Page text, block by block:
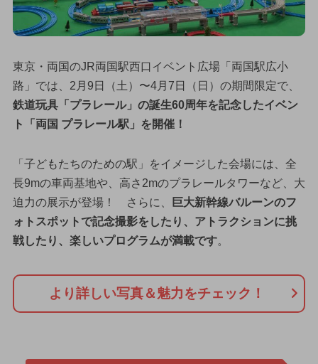
東京・両国のJR両国駅西口イベント広場「両国駅広小
路」では、2月9日（土）〜4月7日（日）の期間限定で、
鉄道玩具「プラレール」の誕生60周年を記念したイベン
ト「両国 プラレール駅」を開催！
「子どもたちのための駅」をイメージした会場には、全
長9mの車両基地や、高さ2mのプラレールタワーなど、大
迫力の展示が登場！ さらに、
巨大新幹線バルーンのフ
ォトスポットで記念撮影をしたり、アトラクションに挑
戦したり、楽しいプログラムが満載です。
より詳しい写真＆魅力をチェック！